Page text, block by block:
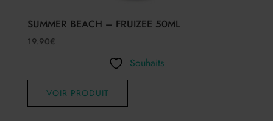
SUMMER BEACH – FRUIZEE 50ML
19.90€
Souhaits
VOIR PRODUIT